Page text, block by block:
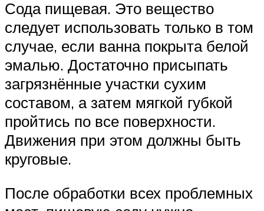
Сода пищевая. Это вещество
следует использовать только в том
случае, если ванна покрыта белой
эмалью. Достаточно присыпать
загрязнённые участки сухим
составом, а затем мягкой губкой
пройтись по все поверхности.
Движения при этом должны быть
круговые.
После обработки всех проблемных